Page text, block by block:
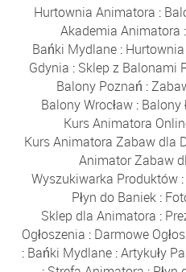
Hurtownia Animatora :
Akademia Animatora :
Bańki Mydlane :
Gdynia : Sklep z Balonami
Balony Poznań :
Balony Wrocław : Balony
Kurs Animatora
Kurs Animatora Zabaw dla
Animator Zabaw
Wyszukiwarka Produktów :
Płyn do Baniek:
Sklep dla Animatora :
Ogłoszenia : Darmowe
: Bańki Mydlane :Artykuły